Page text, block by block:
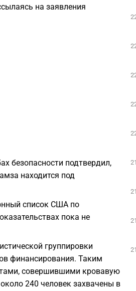
на заявления
безопасности подтвердил,
находится под
список США по
пока не
группировки
финансирования. Таким
совершившими кровавую
240 человек захвачены в